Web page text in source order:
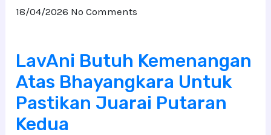
18/04/2026 No Comments
LavAni Butuh Kemenangan
Atas Bhayangkara Untuk
Pastikan Juarai Putaran
Kedua